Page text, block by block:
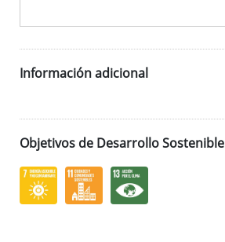
Información adicional
Objetivos de Desarrollo Sostenible